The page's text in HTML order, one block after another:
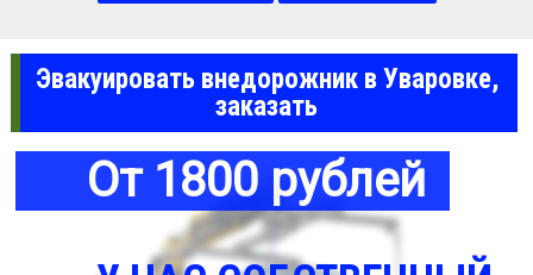
Эвакуировать внедорожник в Уваровке,
заказать
От 1800 рублей